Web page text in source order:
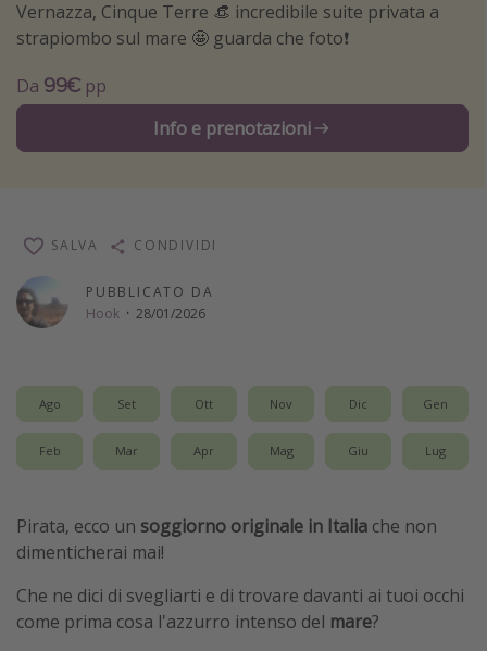
Vacanze con bambini
Viaggi per single
Calendario di viaggio
Festività del 2026
Città più visitate
Vernazza, Cinque Terre 👒 incredibile suite privata a
strapiombo sul mare 🤩 guarda che foto❗️
Da 99€ pp
Info e prenotazioni
PUBBLICATO DA
Hook · 28/01/2026
SALVA CONDIVIDI
Ago Set Ott Nov Dic Gen
Feb Mar Apr Mag Giu Lug
Pirata, ecco un soggiorno originale in Italia che non
dimenticherai mai!
Che ne dici di svegliarti e di trovare davanti ai tuoi occhi
come prima cosa l'azzurro intenso del mare?